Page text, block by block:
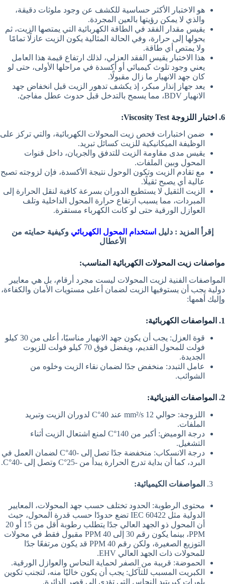
هو الاختبار الأكثر حساسية للكشف عن وجود ملوثات دقيقة،
والذي لا يمكن رؤيتها بالعين المجردة.
يقيس مقدار الفقد في الطاقة الكهربائية التي يمتصها الزيت، ثم
يحولها إلى حرارة، وفي الحالة المثالية يكون الزيت عازلًا تمامًا
ولا يمتص أي طاقة.
هذا الاختبار يقيس الفقد العزلي، لذلك ارتفاع قيمة هذا العامل
يعني وجود تلوث كيميائي أو أكسدة في مراحلها الأولى، حتى لو
كان جهد الانهيار ما زال مقبولًا.
يعد جهاز إنذار مبكر، إذ يكشف تدهور الزيت قبل انخفاض جهد
الانهيار BDV، مما يسمح بالتدخل قبل حدوث عطل مفاجئ.
6. اختبار اللزوجة Viscosity Test:
ضمن اختبارات فحص زيت المحولات الكهربائية، والتي تركز على
الوظيفة الميكانيكية للزيت كسائل تبريد.
يقيس مدى مقاومة الزيت للتدفق والجريان، داخل قنوات
المحول وبين الملفات.
مع تقادم الزيت وتكون الوحول نتيجة الأكسدة، فإن لزوجته تصبح
عالية أي يصبح ثقيلًا.
الزيت الثقيل لا يستطيع الدوران بسرعة كافية لنقل الحرارة إلى
المبردات، مما يسبب ارتفاع حرارة المحول الداخلية وتلف
العوازل الورقية حتى لو كانت الكهرباء مستقرة.
إقرأ المزيد : دليل استخدام المحول الكهربائي وكيفية حمايته من
الأعطال
مواصفات زيت المحولات الكهربائية المناسب:
المواصفات الفنية لزيت المحولات ليست مجرد أرقام، بل هي معايير
دولية يجب أن يستوفيها الزيت لضمان أعلى مستويات الأمان والكفاءة،
وإليك أهمها:
1. المواصفات الكهربائية:
قوة العزل: يجب أن يكون جهد الانهيار مناسبًا، أعلى من 30 كيلو
فولت للمحول القديم، ويفضل فوق 70 كيلو فولت للزيوت
الجديدة.
عامل التبدد: منخفض جدًا لضمان نقاء الزيت وخلوه من
الشوائب.
2. المواصفات الفيزيائية:
اللزوجة: حوالي 12 mm²/s عند 40°C لدوران الزيت وتبريد
الملفات.
درجة الوميض: أكبر من 140°C لمنع اشتعال الزيت أثناء
التشغيل.
درجة الانسكاب: منخفضة جدًا تصل إلى -40°C لضمان العمل في
البرد، كما أن بداية تدرج الحرارة يبدأ من -25°C وتصل إلى -40°C.
المواصفات الكيميائية:
محتوى الرطوبة: الحدود تختلف حسب جهد المحولات، المعايير
الدولية مثل IEC 60422 تضع حدودًا حسب قدرة المحول، حيث
أن المحول ذو الجهد العالي جدًا يتطلب رطوبة أقل من 15 أو 20
PPM، بينما يكون رقم 30 إلى 40 PPM مقبول فقط في محولات
التوزيع الصغيرة، ولكن رقم 40 PPM قد يكون مرتفعًا جدًا
للمحولات ذات الجهد العالي EHV.
الحموضة: قريبة من الصفر لحماية النحاس والعوازل الورقية.
الكبريت المسبب للتآكل: يجب أن يكون خاليًا منه، لتجنب تكوين
بلورات كبريتيد النحاس التي تؤدي إلى قصر الدائرة.